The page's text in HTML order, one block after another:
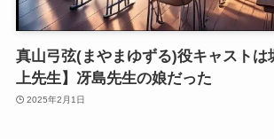
真山弓弦(まやまゆずる)役キャストは
上先生】冴島先生の娘だった
2025年2月1日